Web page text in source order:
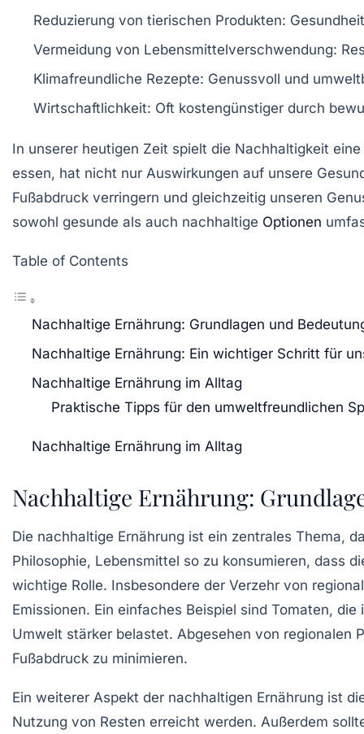
Reduzierung von tierischen Produkten:
Vermeidung von Lebensmittelverschwendung:
Klimafreundliche Rezepte: Genussvoll und
Wirtschaftlichkeit: Oft kostengünstiger durch
In unserer heutigen Zeit spielt die Nachhaltigkeit
essen, hat nicht nur Auswirkungen auf unsere
Fußabdruck verringern und gleichzeitig unseren
sowohl gesunde als auch nachhaltige Optionen
Table of Contents
Nachhaltige Ernährung: Grundlagen und
Nachhaltige Ernährung: Ein wichtiger Schritt für
Nachhaltige Ernährung im Alltag
Praktische Tipps für den umweltfreundlichen
Nachhaltige Ernährung im Alltag
Nachhaltige Ernährung:
Die nachhaltige Ernährung ist ein zentrales Thema,
Philosophie, Lebensmittel so zu konsumieren, dass
wichtige Rolle. Insbesondere der Verzehr von
Emissionen. Ein einfaches Beispiel sind Tomaten,
Umwelt stärker belastet. Abgesehen von regionalen
Fußabdruck zu minimieren.
Ein weiterer Aspekt der nachhaltigen Ernährung ist
Nutzung von Resten erreicht werden. Außerdem